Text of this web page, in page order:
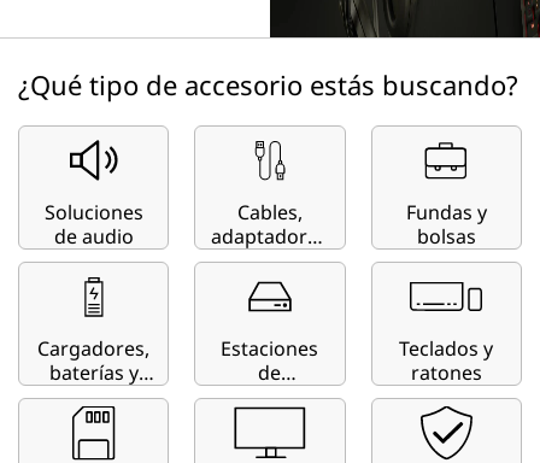
b
y
¿Qué tipo de accesorio estás buscando?
Soluciones
de audio
Cables,
adaptadores
y hubs
Fundas y
bolsas
Cargadores,
baterías y
carros de
carga
Estaciones
de
acoplamient
Teclados y
ratones